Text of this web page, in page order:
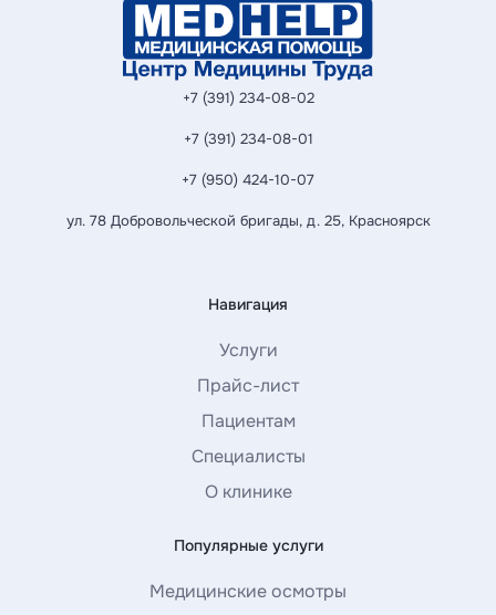
+7 (391) 234-08-02
+7 (391) 234-08-01
+7 (950) 424-10-07
ул. 78 Добровольческой бригады, д. 25, Красноярск
Навигация
Услуги
Прайс-лист
Пациентам
Специалисты
О клинике
Популярные услуги
Медицинские осмотры